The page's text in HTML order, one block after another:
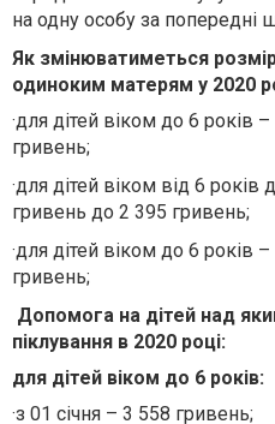
на одну особу за попередні
Як змінюватиметься
одиноким матерям у 2020
·для дітей віком до 6 років
гривень;
·для дітей віком від 6 років
гривень до 2 395 гривень;
·для дітей віком до 6 років
гривень;
Допомога на дітей над
піклування в 2020 році:
для дітей віком до 6 років:
·з 01 січня – 3 558 гривень;